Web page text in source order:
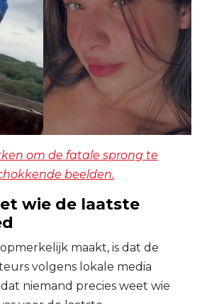
om de fatale sprong te
beelden.
wie de laatste
maakt, is dat de
volgens lokale media
niemand precies weet wie